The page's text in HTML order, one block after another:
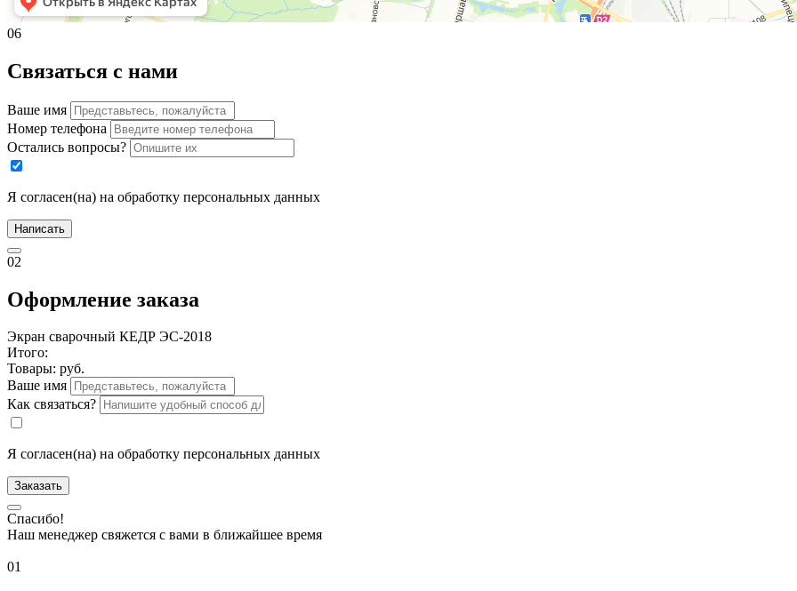
06
Связаться с нами
Ваше имя
Номер телефона
Остались вопросы?
Я согласен(на) на обработку персональных данных
Написать
02
Оформление заказа
Экран сварочный КЕДР ЭС-2018
Итого:
Товары: руб.
Ваше имя
Как связаться?
Я согласен(на) на обработку персональных данных
Заказать
Спасибо!
Наш менеджер свяжется с вами в ближайшее время
01